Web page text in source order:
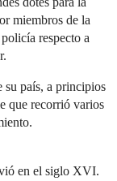
miembros de la
respecto a
su país, a principios
que recorrió varios
en el siglo XVI.